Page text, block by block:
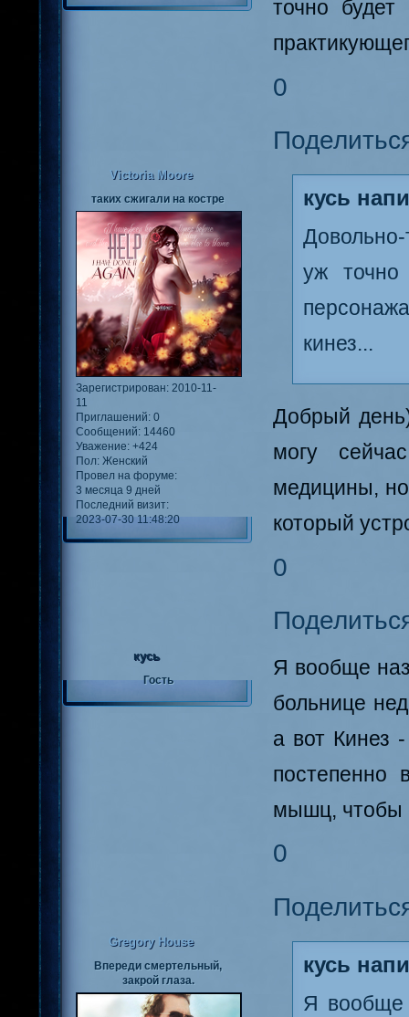
точно
0
Victoria Moore
таких сжигали на костре
Зарегистрирован: 2010-11-
11
Приглашений: 0
Сообщений: 14460
Уважение: +424
Пол: Женский
Провел на форуме:
3 месяца 9 дней
Последний визит:
2023-07-30 11:48:20
кусь
уж
кинез...
Добрый
могу
медицины,
который
0
кусь
Гость
Я вообще
больнице
а вот Кинез
постепенно
мышц, чтобы
0
Gregory House
Впереди смертельный,
закрой глаза.
кусь
Я вообще